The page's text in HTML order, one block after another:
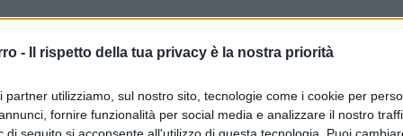
- Il rispetto della tua privacy è la nostra priorità
partner utilizziamo, sul nostro sito, tecnologie come i cookie per
fornire funzionalità per social media e analizzare il nostro
su Google CLICCA QUI
0:00/--:--